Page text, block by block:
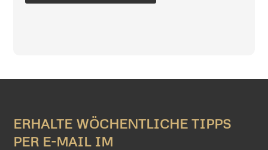
ERHALTE WÖCHENTLICHE TIPPS
PER E-MAIL IM